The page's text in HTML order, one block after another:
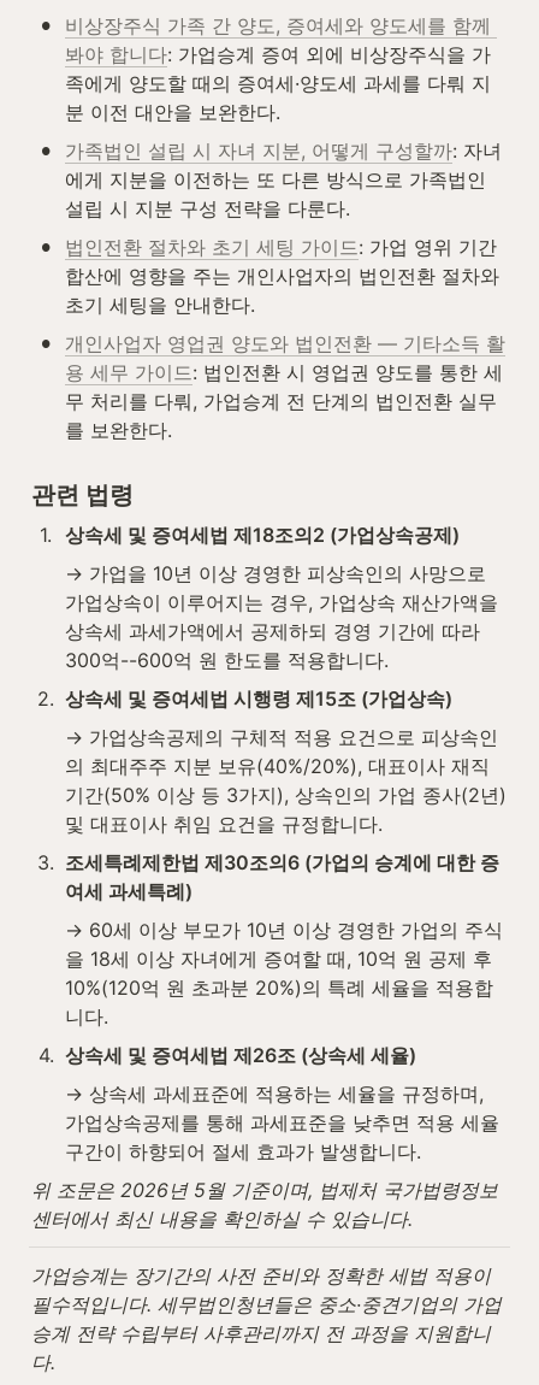
•
비상장주식 가족 간 양도, 증여세와 양도세를 함께
봐야 합니다: 가업승계 증여 외에 비상장주식을 가
족에게 양도할 때의 증여세·양도세 과세를 다뤄 지
분 이전 대안을 보완한다.
• 가족법인 설립 시 자녀 지분, 어떻게 구성할까: 자녀
에게 지분을 이전하는 또 다른 방식으로 가족법인
설립 시 지분 구성 전략을 다룬다.
• 법인전환 절차와 초기 세팅 가이드: 가업 영위 기간
합산에 영향을 주는 개인사업자의 법인전환 절차와
초기 세팅을 안내한다.
•
개인사업자 영업권 양도와 법인전환 — 기타소득 활
용 세무 가이드: 법인전환 시 영업권 양도를 통한 세
무 처리를 다뤄, 가업승계 전 단계의 법인전환 실무
를 보완한다.
관련 법령
1. 상속세 및 증여세법 제18조의2 (가업상속공제)
→ 가업을 10년 이상 경영한 피상속인의 사망으로
가업상속이 이루어지는 경우, 가업상속 재산가액을
상속세 과세가액에서 공제하되 경영 기간에 따라
300억--600억 원 한도를 적용합니다.
2. 상속세 및 증여세법 시행령 제15조 (가업상속)
→ 가업상속공제의 구체적 적용 요건으로 피상속인
의 최대주주 지분 보유(40%/20%), 대표이사 재직
기간(50% 이상 등 3가지), 상속인의 가업 종사(2년)
및 대표이사 취임 요건을 규정합니다.
3. 조세특례제한법 제30조의6 (가업의 승계에 대한 증
여세 과세특례)
→ 60세 이상 부모가 10년 이상 경영한 가업의 주식
을 18세 이상 자녀에게 증여할 때, 10억 원 공제 후
10%(120억 원 초과분 20%)의 특례 세율을 적용합
니다.
4. 상속세 및 증여세법 제26조 (상속세 세율)
→ 상속세 과세표준에 적용하는 세율을 규정하며,
가업상속공제를 통해 과세표준을 낮추면 적용 세율
구간이 하향되어 절세 효과가 발생합니다.
위 조문은 2026년 5월 기준이며, 법제처 국가법령정보
센터에서 최신 내용을 확인하실 수 있습니다.
가업승계는 장기간의 사전 준비와 정확한 세법 적용이
필수적입니다. 세무법인청년들은 중소·중견기업의 가업
승계 전략 수립부터 사후관리까지 전 과정을 지원합니
다.